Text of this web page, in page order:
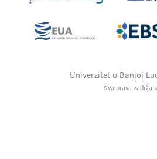
Univerzitet u Banjoj
Sva prava